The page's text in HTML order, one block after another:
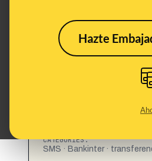
Hazte
«SMS Bankinter
Para la transferencia de
CATEGORIES:
SMS · Bankinter ·